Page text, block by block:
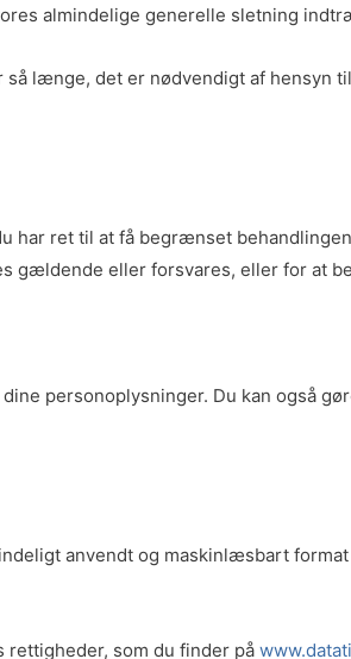
almindelige generelle sletning
længe, det er nødvendigt af hensyn
ret til at få begrænset
gældende eller forsvares, eller for at
personoplysninger. Du kan også
anvendt og maskinlæsbart
som du finder på